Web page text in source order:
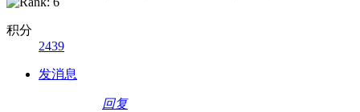
积分
2439
发消息
回复